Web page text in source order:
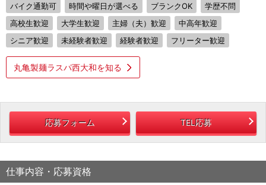
バイク通勤可
時間や曜日が選べる ブランクOK
学歴不問
高校生歓迎
大学生歓迎 主婦（夫）歓迎
中高年歓迎
シニア歓迎
未経験者歓迎 経験者歓迎 フリーター歓迎
丸亀製麺ラスパ西大和を知る
応募フォーム TEL応募
仕事内容・応募資格